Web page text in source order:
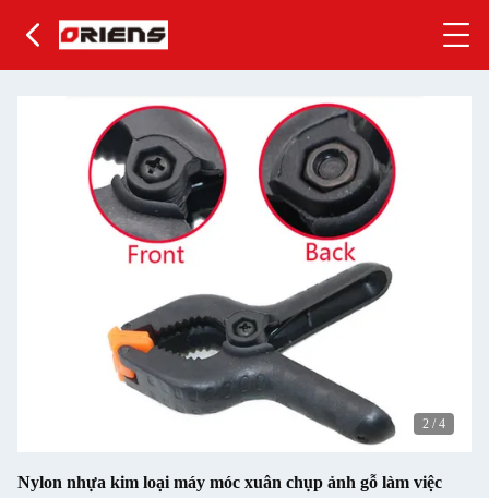
2 / 4
Nylon nhựa kim loại máy móc xuân chụp ảnh gỗ làm việc